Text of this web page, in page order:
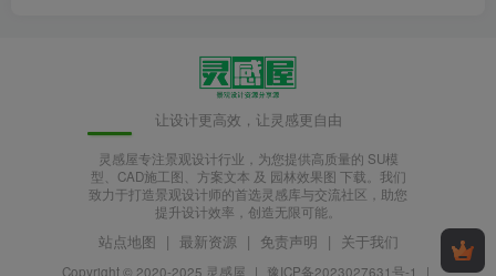
让设计更高效，让灵感更自由
灵感屋专注景观设计行业，为您提供高质量的 SU模
型、CAD施工图、方案文本 及 园林效果图 下载。我们
致力于打造景观设计师的首选灵感库与交流社区，助您
提升设计效率，创造无限可能。
站点地图 | 最新资源 | 免责声明 | 关于我们
Copyright © 2020-2025 灵感屋 | 豫ICP备2023027631号-1 |